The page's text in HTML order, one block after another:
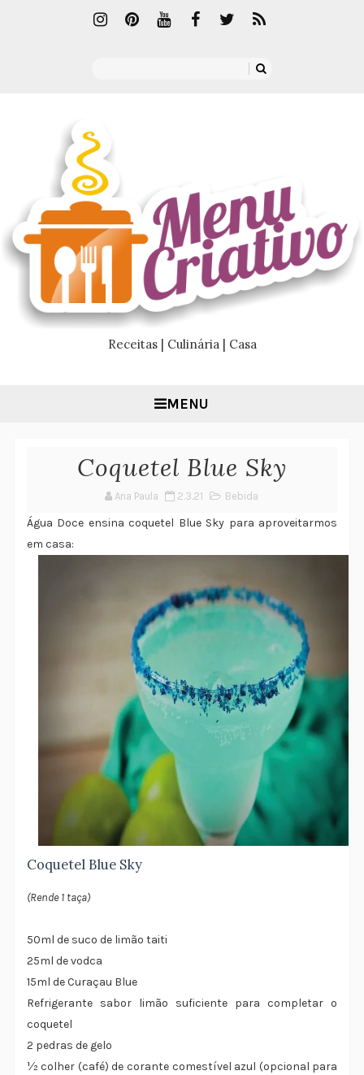
Receitas | Culinária | Casa
MENU
Coquetel Blue Sky
Ana Paula 2.3.21 Bebida
Água Doce ensina coquetel Blue Sky para aproveitarmos
em casa:
Coquetel Blue Sky
(Rende 1 taça)
50ml de suco de limão taiti
25ml de vodca
15ml de Curaçau Blue
Refrigerante sabor limão suficiente para completar o
coquetel
2 pedras de gelo
½ colher (café) de corante comestível azul (opcional para